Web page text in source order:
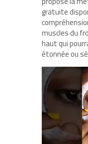
gratuite
muscles du
haut qui
étonnée ou